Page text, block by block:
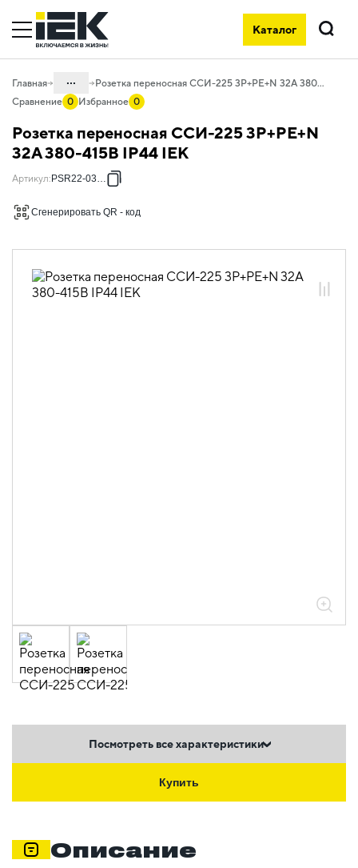
Каталог
Поиск
Главная ...
06. Изделия электроустановочные,
удлинители и силовые разъемы
06.05 Силовые разъемы
06.05.03 Силовые разъемы ДРУГИЕ
06.05.03.05 Розетки переносные IP44
Розетка переносная ССИ-225 3Р+РЕ+N 32А 380-415В IP44 IEK
Сравнение 0 Избранное 0
Розетка переносная ССИ-225 3Р+РЕ+N
32А 380-415В IP44 IEK
Артикул: PSR22-032-5
Сгенерировать QR - код
Посмотреть все характеристики
Купить
Описание